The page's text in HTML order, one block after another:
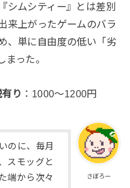
シムシティー』とは差別
来上がったゲームのバラ
、単に自由度の低い「劣
った。
り ：1000～1200円
さぼろー
のに、毎月
スモッグと
端から次々